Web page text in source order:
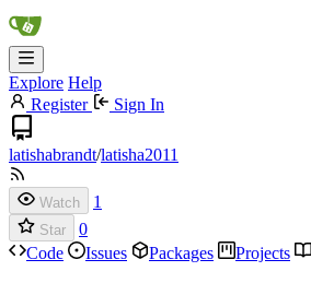
Explore Help
Register
Sign In
latishabrandt/latisha2011
Watch 1
Star
0
Code
Issues Packages Projects